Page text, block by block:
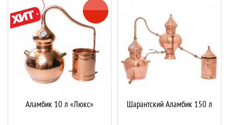
Аламбик 10 л «Люкс» Шарантский Аламбик 150 л